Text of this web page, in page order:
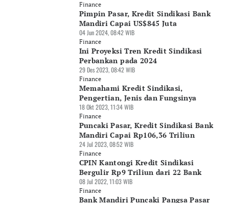
Finance
Pimpin Pasar, Kredit Sindikasi Bank
Mandiri Capai US$845 Juta
04 Jun 2024, 08:42 WIB
Finance
Ini Proyeksi Tren Kredit Sindikasi
Perbankan pada 2024
29 Des 2023, 08:42 WIB
Finance
Memahami Kredit Sindikasi,
Pengertian, Jenis dan Fungsinya
18 Okt 2023, 11:34 WIB
Finance
Puncaki Pasar, Kredit Sindikasi Bank
Mandiri Capai Rp106,36 Triliun
24 Jul 2023, 08:52 WIB
Finance
CPIN Kantongi Kredit Sindikasi
Bergulir Rp9 Triliun dari 22 Bank
08 Jul 2022, 11:03 WIB
Finance
Bank Mandiri Puncaki Pangsa Pasar